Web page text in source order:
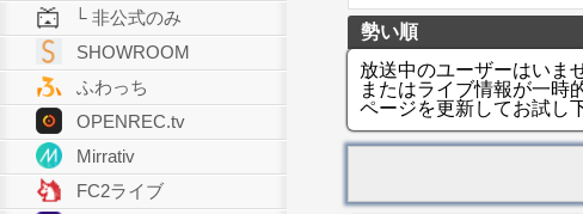
└ 非公式のみ
SHOWROOM
ふわっち
OPENREC.tv
Mirrativ
FC2ライブ
勢い順
放送中のユーザーはいま
またはライブ情報が一時
ページを更新してお試し